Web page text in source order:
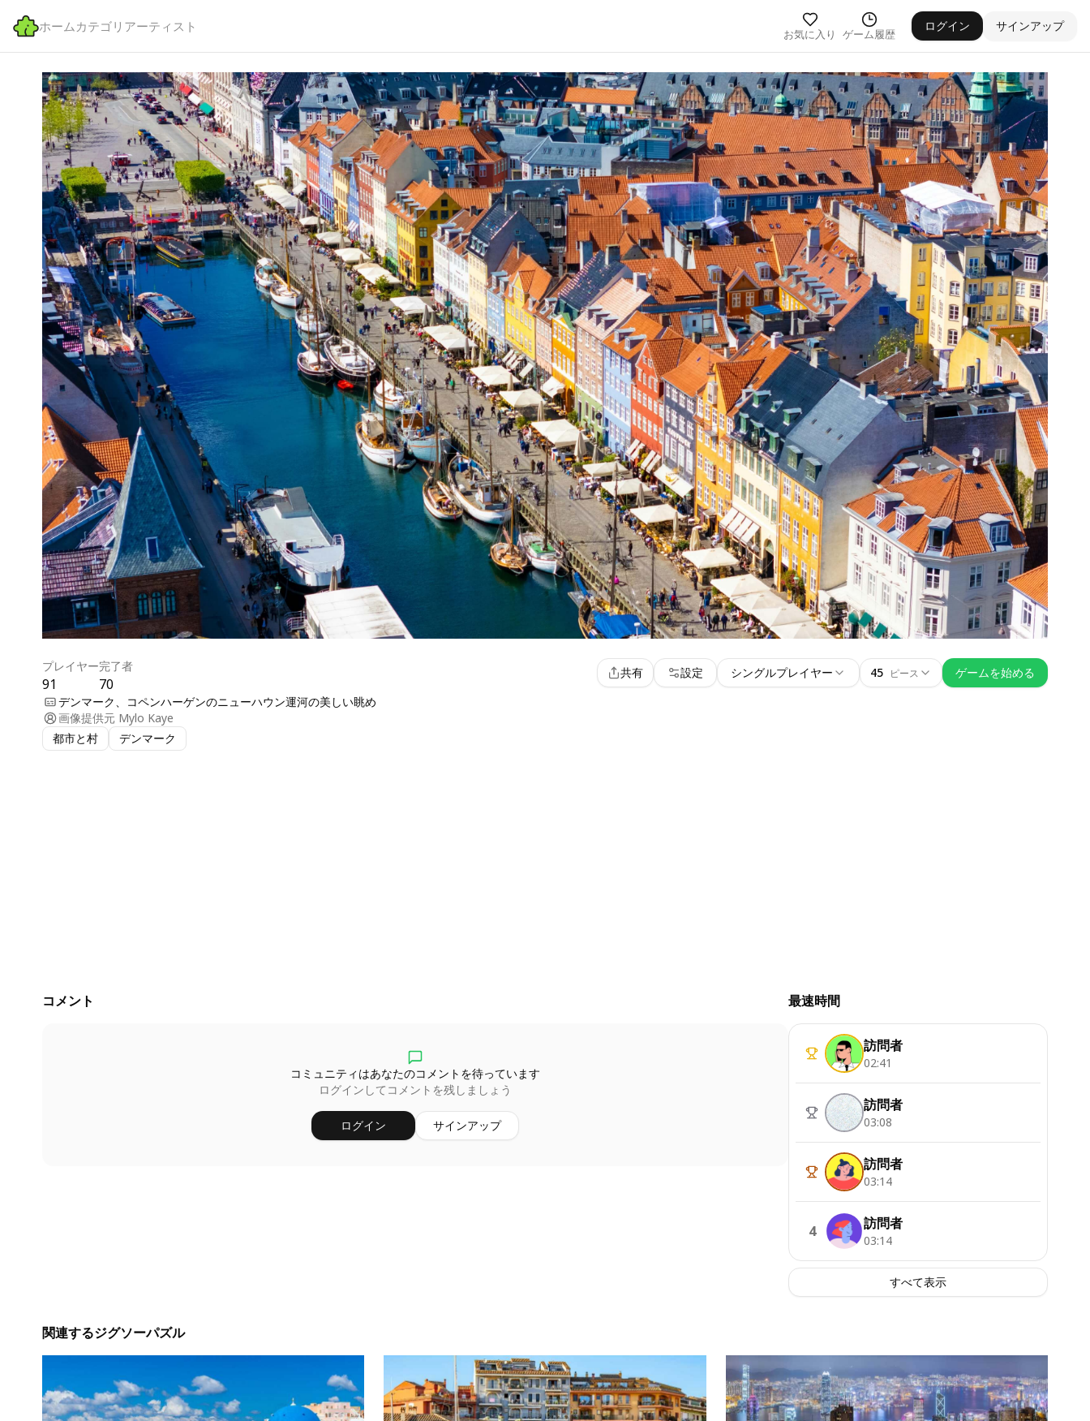
ホームカテゴリ アーティスト お気に入り ゲーム履歴
ログイン サインアップ
プレイヤー
91
完了者
70
共有 設定 シングルプレイヤー 45 ピース
ゲームを始める
デンマーク、コペンハーゲンのニューハウン運河の美しい眺め
画像提供元 Mylo Kaye
都市と村
デンマーク
コメント
コミュニティはあなたのコメントを待っています
ログインしてコメントを残しましょう
ログイン サインアップ
最速時間
訪問者
02:41
訪問者
03:08
訪問者
03:14
4 訪問者
03:14
すべて表示
関連するジグソーパズル